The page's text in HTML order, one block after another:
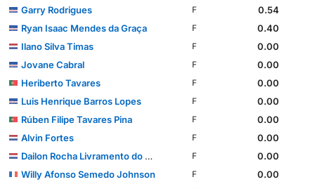
Garry Rodrigues F
0.54
Ryan Isaac Mendes da Graça
F
0.40
Ilano Silva Timas
F
0.00
Jovane Cabral
F
0.00
Heriberto Tavares
F
0.00
Luis Henrique Barros Lopes
F
0.00
Rúben Filipe Tavares Pina
F
0.00
Alvin Fortes
F
0.00
Dailon Rocha Livramento do Rosario
F
0.00
Willy Afonso Semedo Johnson
F
0.00